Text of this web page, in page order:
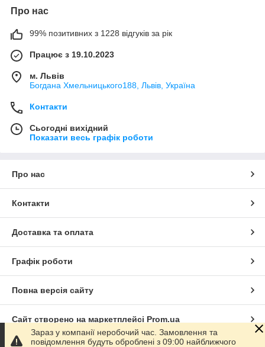
Про нас
99% позитивних з 1228 відгуків за рік
Працює з 19.10.2023
м. Львів
Богдана Хмельницького188, Львів, Україна
Контакти
Сьогодні вихідний
Показати весь графік роботи
Про нас
Контакти
Доставка та оплата
Графік роботи
Повна версія сайту
Сайт створено на маркетплейсі Prom.ua
Зараз у компанії неробочий час. Замовлення та
повідомлення будуть оброблені з 09:00 найближчого